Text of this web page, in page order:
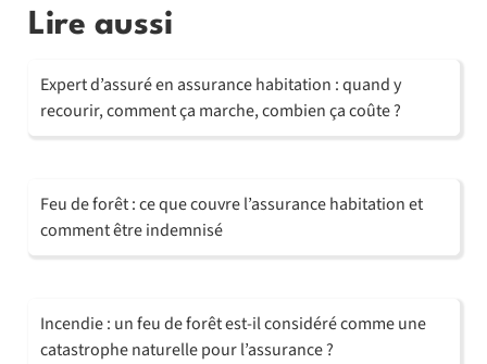
Lire aussi
Expert d’assuré en assurance habitation : quand y
recourir, comment ça marche, combien ça coûte ?
Feu de forêt : ce que couvre l’assurance habitation et
comment être indemnisé
Incendie : un feu de forêt est-il considéré comme une
catastrophe naturelle pour l’assurance ?